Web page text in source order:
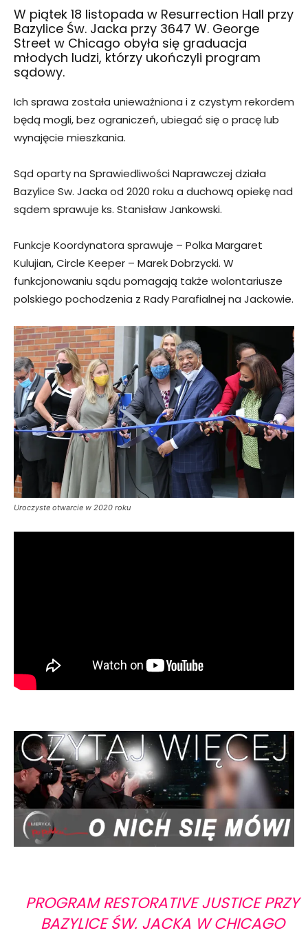
W piątek 18 listopada w Resurrection Hall przy
Bazylice Św. Jacka przy 3647 W. George
Street w Chicago obyła się graduacja
młodych ludzi, którzy ukończyli program
sądowy.
Ich sprawa została unieważniona i z czystym rekordem
będą mogli, bez ograniczeń, ubiegać się o pracę lub
wynajęcie mieszkania.
Sąd oparty na Sprawiedliwości Naprawczej działa
Bazylice Sw. Jacka od 2020 roku a duchową opiekę nad
sądem sprawuje ks. Stanisław Jankowski.
Funkcje Koordynatora sprawuje – Polka Margaret
Kulujian, Circle Keeper – Marek Dobrzycki. W
funkcjonowaniu sądu pomagają także wolontariusze
polskiego pochodzenia z Rady Parafialnej na Jackowie.
Uroczyste otwarcie w 2020 roku
PROGRAM RESTORATIVE JUSTICE PRZY
BAZYLICE ŚW. JACKA W CHICAGO